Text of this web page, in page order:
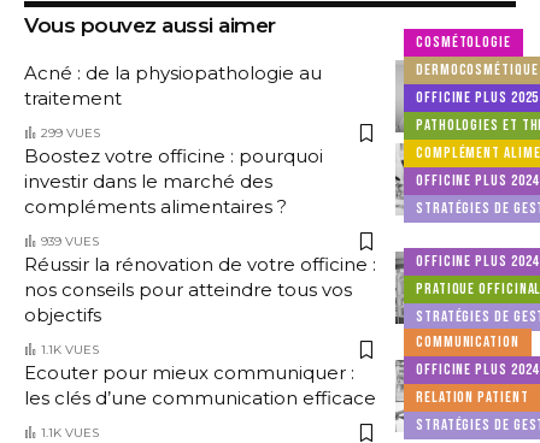
Vous pouvez aussi aimer
COSMÉTOLOGIE
DERMOCOSMÉTIQUE
OFFICINE PLUS 2025
PATHOLOGIES ET
Acné : de la physiopathologie au
traitement
299 VUES
COMPLÉMENT
OFFICINE PLUS 2024
STRATÉGIES DE
Boostez votre officine : pourquoi
investir dans le marché des
compléments alimentaires ?
939 VUES
OFFICINE PLUS 2024
PRATIQUE
STRATÉGIES DE
Réussir la rénovation de votre officine :
nos conseils pour atteindre tous vos
objectifs
1.1K VUES
COMMUNICATION
OFFICINE PLUS 2024
RELATION PATIENT
STRATÉGIES DE
Ecouter pour mieux communiquer :
les clés d’une communication efficace
1.1K VUES